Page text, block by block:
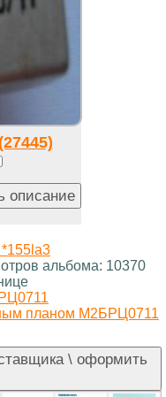
альбома: 10370
планом М2БРЦ0711